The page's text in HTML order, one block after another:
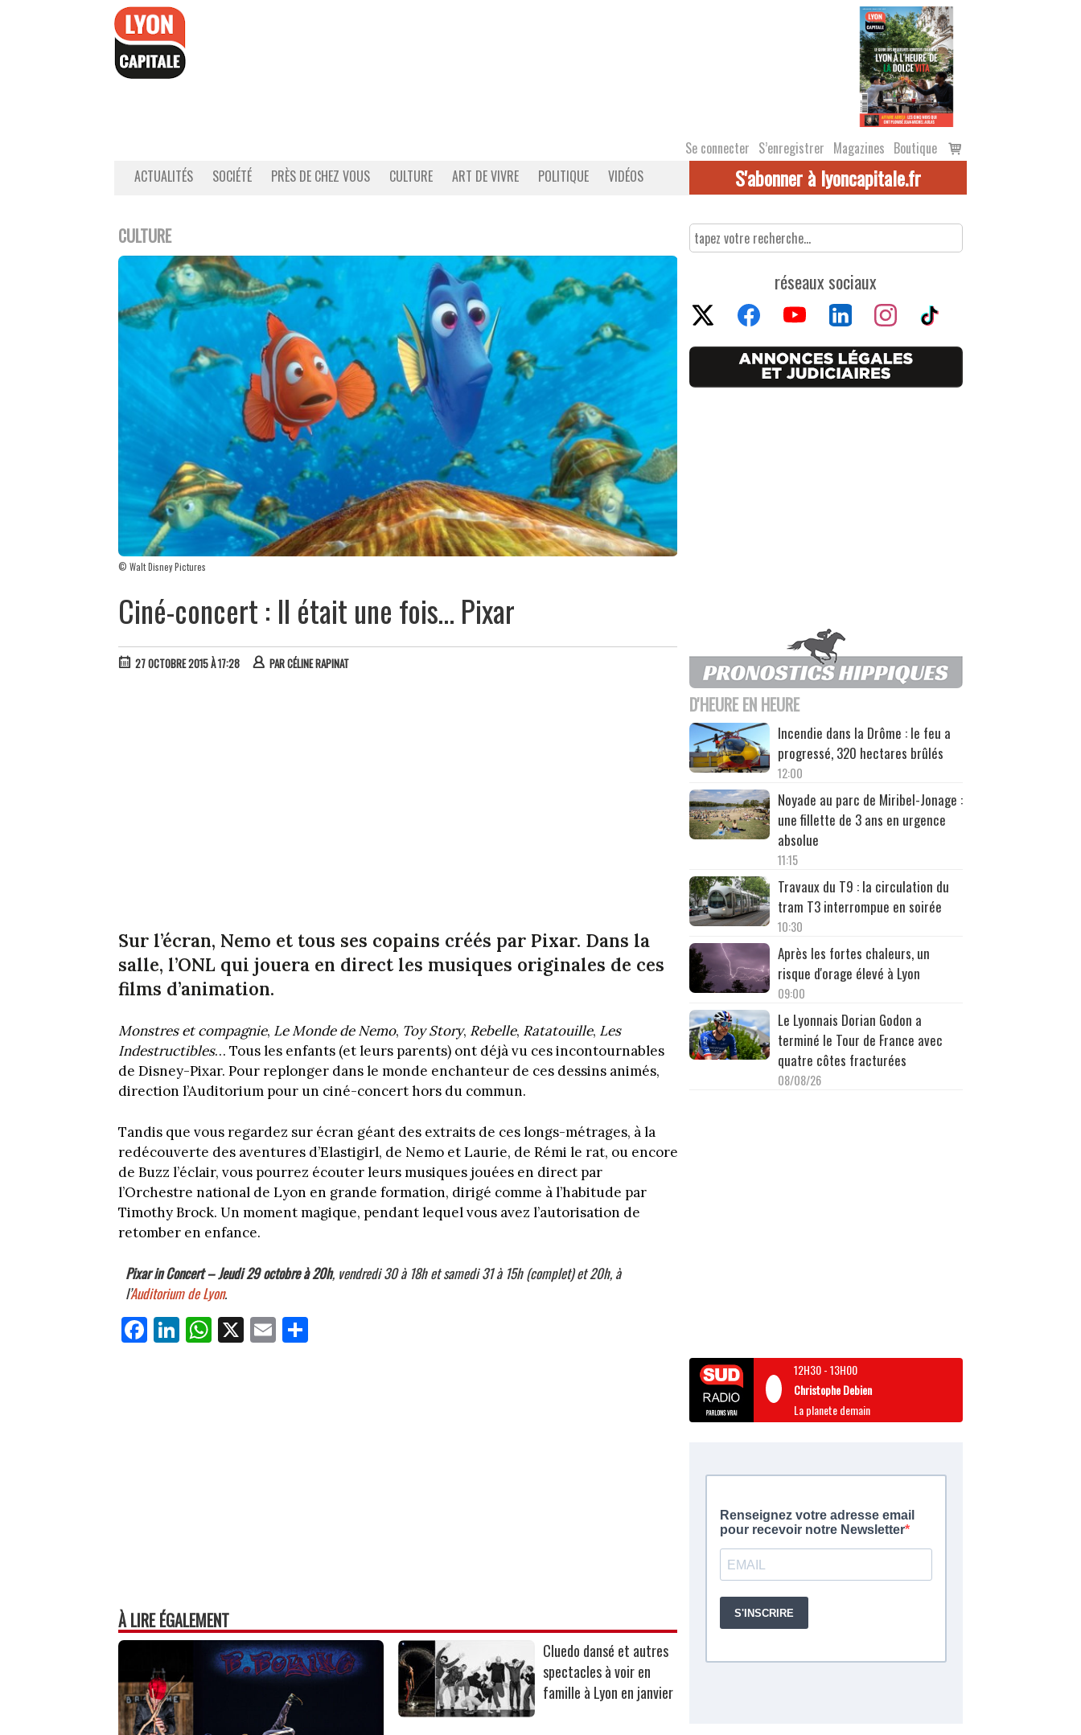
Se connecter S’enregistrer Magazines Boutique
Voir
le
ACTUALITÉS SOCIÉTÉ PRÈS DE CHEZ VOUS CULTURE ART DE VIVRE POLITIQUE VIDÉOS S'abonner à lyoncapitale.fr
CULTURE
© Walt Disney Pictures
Ciné-concert : Il était une fois… Pixar
27 OCTOBRE 2015 À 17:28 PARCÉLINE RAPINAT
Sur l’écran, Nemo et tous ses copains créés par Pixar. Dans la
salle, l’ONL qui jouera en direct les musiques originales de ces
films d’animation.
Monstres et compagnie, Le Monde de Nemo, Toy Story, Rebelle, Ratatouille, Les
Indestructibles… Tous les enfants (et leurs parents) ont déjà vu ces incontournables
de Disney-Pixar. Pour replonger dans le monde enchanteur de ces dessins animés,
direction l’Auditorium pour un ciné-concert hors du commun.
Tandis que vous regardez sur écran géant des extraits de ces longs-métrages, à la
redécouverte des aventures d’Elastigirl, de Nemo et Laurie, de Rémi le rat, ou encore
de Buzz l’éclair, vous pourrez écouter leurs musiques jouées en direct par
l’Orchestre national de Lyon en grande formation, dirigé comme à l’habitude par
Timothy Brock. Un moment magique, pendant lequel vous avez l’autorisation de
retomber en enfance.
Pixar in Concert –Jeudi 29 octobre à 20h, vendredi 30 à 18h et samedi 31 à 15h (complet) et 20h, à
l’Auditorium de Lyon.
Fa
ce
Li
nk
W
ha
X E
m
À LIRE ÉGALEMENT
Cluedo dansé et autres
spectacles à voir en
famille à Lyon en janvier
réseaux sociaux
D'HEURE EN HEURE
Incendie dans la Drôme : le feu a
progressé, 320 hectares brûlés
12:00
Noyade au parc de Miribel-Jonage :
une fillette de 3 ans en urgence
absolue
11:15
Travaux du T9 : la circulation du
tram T3 interrompue en soirée
10:30
Après les fortes chaleurs, un
risque d'orage élevé à Lyon
09:00
Le Lyonnais Dorian Godon a
terminé le Tour de France avec
quatre côtes fracturées
08/08/26
12H30-13H00
Christophe Debien
La planete demain